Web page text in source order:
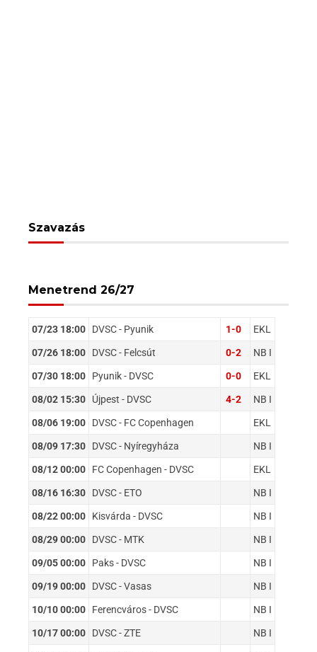
Szavazás
Menetrend 26/27
07/23 18:00 DVSC - Pyunik 1-0 EKL
07/26 18:00 DVSC - Felcsút 0-2 NB I
07/30 18:00 Pyunik - DVSC 0-0 EKL
08/02 15:30 Újpest - DVSC 4-2 NB I
08/06 19:00 DVSC - FC Copenhagen EKL
08/09 17:30 DVSC - Nyíregyháza NB I
08/12 00:00 FC Copenhagen - DVSC EKL
08/16 16:30 DVSC - ETO NB I
08/22 00:00 Kisvárda - DVSC NB I
08/29 00:00 DVSC - MTK NB I
09/05 00:00 Paks - DVSC NB I
09/19 00:00 DVSC - Vasas NB I
10/10 00:00 Ferencváros - DVSC NB I
10/17 00:00 DVSC - ZTE NB I